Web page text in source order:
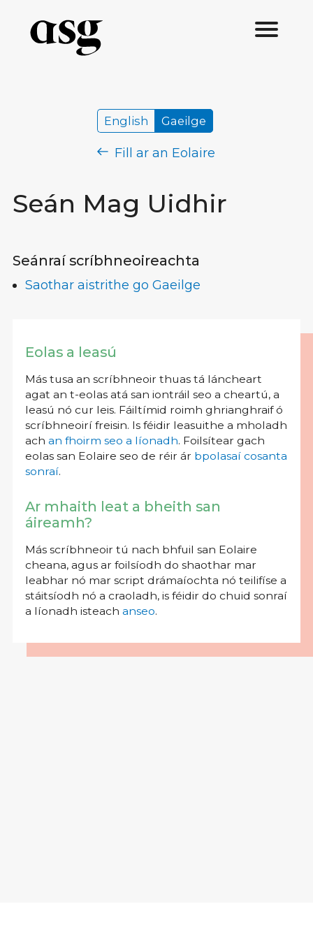
Seán Mag Uidhir
English Gaeilge
Fill ar an Eolaire
Seánraí scríbhneoireachta
Saothar aistrithe go Gaeilge
Eolas a leasú
Más tusa an scríbhneoir thuas tá láncheart
agat an t-eolas atá san iontráil seo a cheartú, a
leasú nó cur leis. Fáiltímid roimh ghrianghraif ó
scríbhneoirí freisin. Is féidir leasuithe a mholadh
ach an fhoirm seo a líonadh. Foilsítear gach
eolas san Eolaire seo de réir ár bpolasaí cosanta
sonraí.
Ar mhaith leat a bheith san
áireamh?
Más scríbhneoir tú nach bhfuil san Eolaire
cheana, agus ar foilsíodh do shaothar mar
leabhar nó mar script drámaíochta nó teilifíse a
stáitsíodh nó a craoladh, is féidir do chuid sonraí
a líonadh isteach anseo.